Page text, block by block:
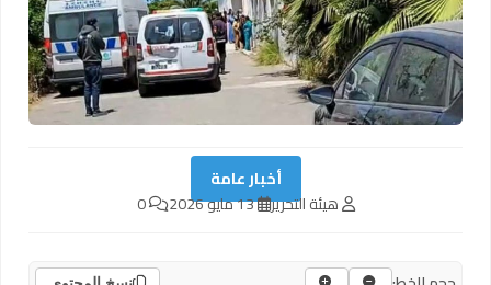
أخبار عامة
هيئة التحرير 13 مايو 2026 0